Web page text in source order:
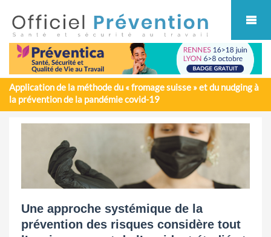
Application de la méthode du « fromage suisse » et du nudging à
la prévention de la pandémie covid-19
Une approche systémique de la
prévention des risques considère tout